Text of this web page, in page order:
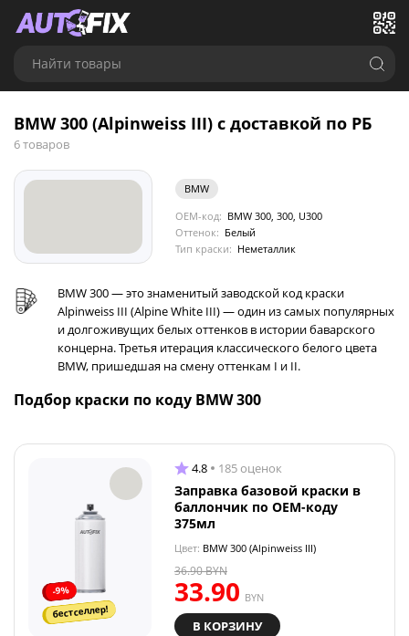
Найти товары
BMW 300 (Alpinweiss III) с доставкой по РБ
6 товаров
BMW
OEM-код: BMW 300, 300, U300
Оттенок: Белый
Тип краски: Неметаллик
BMW 300 — это знаменитый заводской код краски
Alpinweiss III (Alpine White III) — один из самых популярных
и долгоживущих белых оттенков в истории баварского
концерна. Третья итерация классического белого цвета
BMW, пришедшая на смену оттенкам I и II.
Подбор краски по коду BMW 300
-9%
бестселлер!
4.8 185 оценок
Заправка базовой краски в
баллончик по OEM-коду
375мл
Цвет: BMW 300 (Alpinweiss III)
33.90 BYN
36.90BYN
В КОРЗИНУ